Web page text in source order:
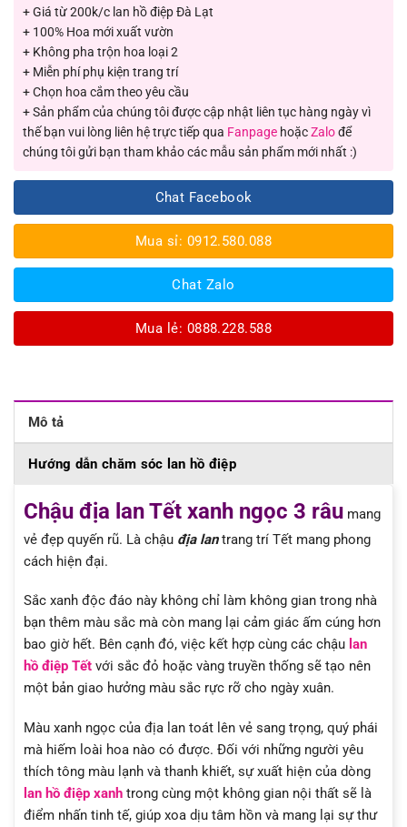
+ Giá từ 200k/c lan hồ điệp Đà Lạt
+ 100% Hoa mới xuất vườn
+ Không pha trộn hoa loại 2
+ Miễn phí phụ kiện trang trí
+ Chọn hoa cắm theo yêu cầu
+ Sản phẩm của chúng tôi được cập nhật liên tục hàng ngày vì
thế bạn vui lòng liên hệ trực tiếp qua Fanpage hoặcZalođể
chúng tôi gửi bạn tham khảo các mẫu sản phẩm mới nhất :)
Chat Facebook
Mua sỉ: 0912.580.088
Chat Zalo
Mua lẻ: 0888.228.588
Mô tả
Hướng dẫn chăm sóc lan hồ điệp
Chậu địa lan Tết xanh ngọc 3 râu mang
vẻ đẹp quyến rũ. Là chậu địa lantrang trí Tết mang phong
cách hiện đại.
Sắc xanh độc đáo này không chỉ làm không gian trong nhà
bạn thêm màu sắc mà còn mang lại cảm giác ấm cúng hơn
bao giờ hết. Bên cạnh đó, việc kết hợp cùng các chậu lan
hồ điệp Tết với sắc đỏ hoặc vàng truyền thống sẽ tạo nên
một bản giao hưởng màu sắc rực rỡ cho ngày xuân.
Màu xanh ngọc của địa lan toát lên vẻ sang trọng, quý phái
mà hiếm loài hoa nào có được. Đối với những người yêu
thích tông màu lạnh và thanh khiết, sự xuất hiện của dòng
lan hồ điệp xanh trong cùng một không gian nội thất sẽ là
điểm nhấn tinh tế, giúp xoa dịu tâm hồn và mang lại sự thư